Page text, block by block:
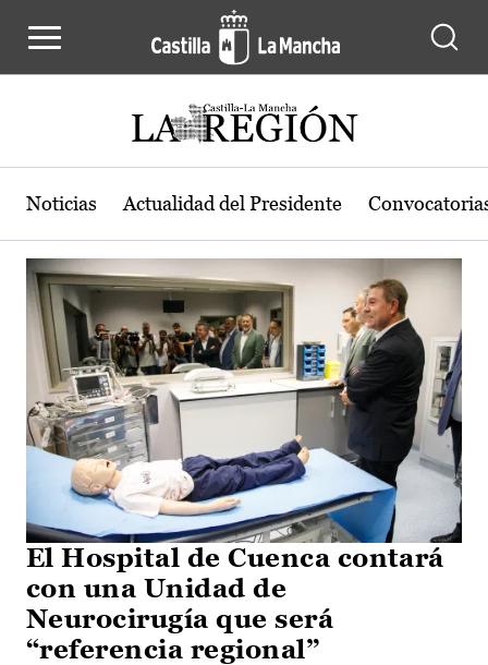
Actualidad de la región de Castilla-
Noticias Actualidad del Presidente
El Hospital de Cuenca contará
con una Unidad de
Neurocirugía que será
“referencia regional”